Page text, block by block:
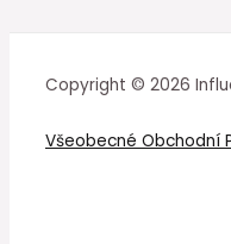
Copyright © 2026
Všeobecné Obchodní